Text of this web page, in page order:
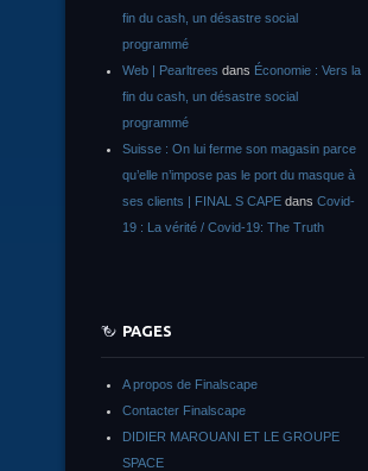
fin du cash, un désastre social
programmé
Web | Pearltrees dans Économie : Vers la
fin du cash, un désastre social
programmé
Suisse : On lui ferme son magasin parce
qu’elle n’impose pas le port du masque à
ses clients | FINAL S CAPE dans Covid-
19 : La vérité / Covid-19: The Truth
PAGES
A propos de Finalscape
Contacter Finalscape
DIDIER MAROUANI ET LE GROUPE
SPACE